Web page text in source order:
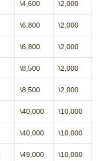
\4,600 \2,000
\6,800 \2,000
\6,800 \2,000
\8,500 \2,000
\8,500 \2,000
\40,000 \10,000
\40,000 \10,000
\49,000 \10,000